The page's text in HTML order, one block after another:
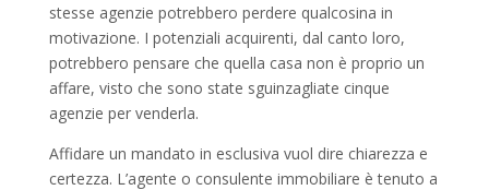
stesse agenzie potrebbero perdere qualcosina in
motivazione. I potenziali acquirenti, dal canto loro,
potrebbero pensare che quella casa non è proprio un
affare, visto che sono state sguinzagliate cinque
agenzie per venderla.
Affidare un mandato in esclusiva vuol dire chiarezza e
certezza. L’agente o consulente immobiliare è tenuto a